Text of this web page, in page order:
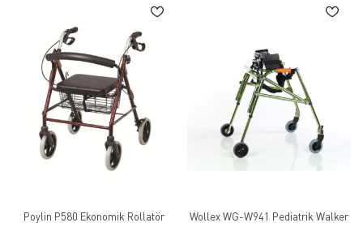
Poylin P580 Ekonomik Rollatör Wollex WG-W941 Pediatrik Walker